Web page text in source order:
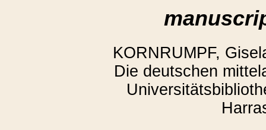
KORNRUMPF,
Die deutschen